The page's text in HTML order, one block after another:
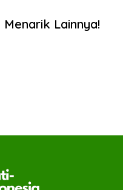
Lainnya!